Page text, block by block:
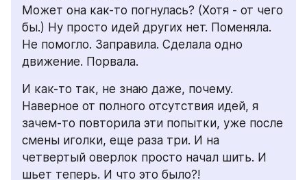
Может она как-то погнулась? (Хотя - от чего
бы.) Ну просто идей других нет. Поменяла.
Не помогло. Заправила. Сделала одно
движение. Порвала.
И как-то так, не знаю даже, почему.
Наверное от полного отсутствия идей, я
зачем-то повторила эти попытки, уже после
смены иголки, еще раза три. И на
четвертый оверлок просто начал шить. И
шьет теперь. И что это было?!